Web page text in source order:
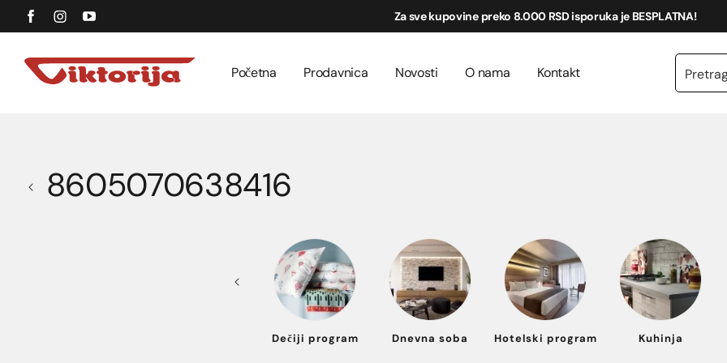
Za sve kupovine preko 8.000 RSD isporuka je BESPLATNA!
Početna Prodavnica Novosti O nama Kontakt
8605070638416
Dečiji program Dnevna soba Hotelski program Kuhinja